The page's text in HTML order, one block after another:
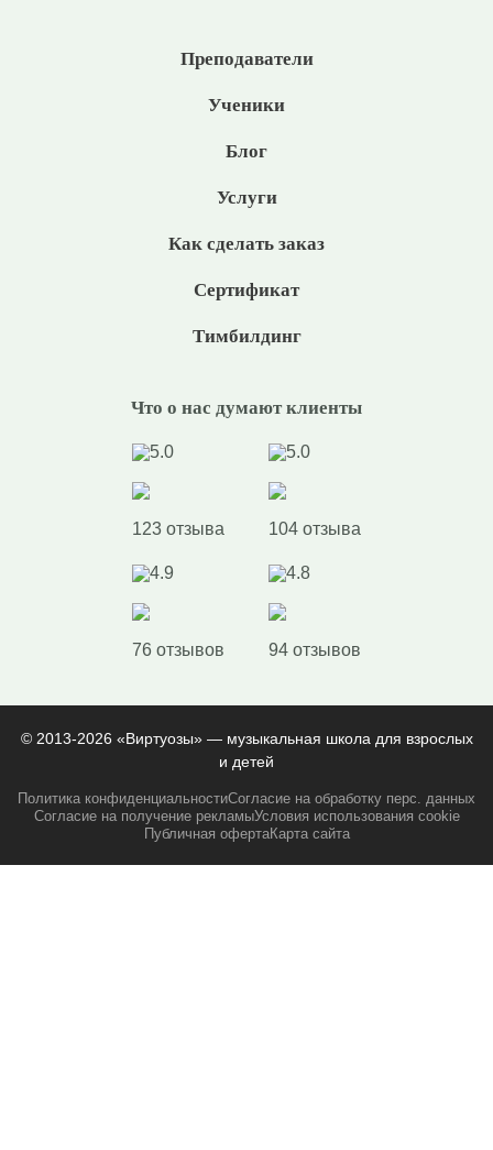
Преподаватели
Ученики
Блог
Услуги
Как сделать заказ
Сертификат
Тимбилдинг
Что о нас думают клиенты
5.0
123 отзыва
5.0
104 отзыва
4.9
76 отзывов
4.8
94 отзывов
© 2013-2026 «Виртуозы» — музыкальная школа для взрослых
и детей
Политика конфиденциальностиСогласие на обработку перс. данных
Согласие на получение рекламыУсловия использования cookie
Публичная офертаКарта сайта